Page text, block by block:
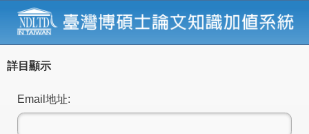
詳目顯示
Email地址: